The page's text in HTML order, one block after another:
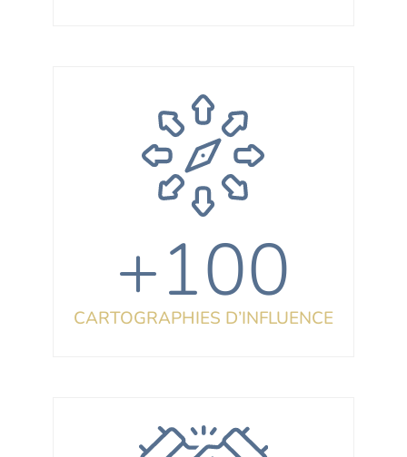
+100
CARTOGRAPHIES D’INFLUENCE